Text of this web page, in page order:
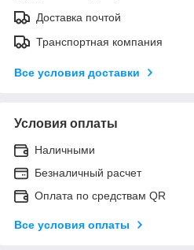
Доставка почтой
Транспортная компания
Все условия доставки
Условия оплаты
Наличными
Безналичный расчет
Оплата по средствам QR
Все условия оплаты